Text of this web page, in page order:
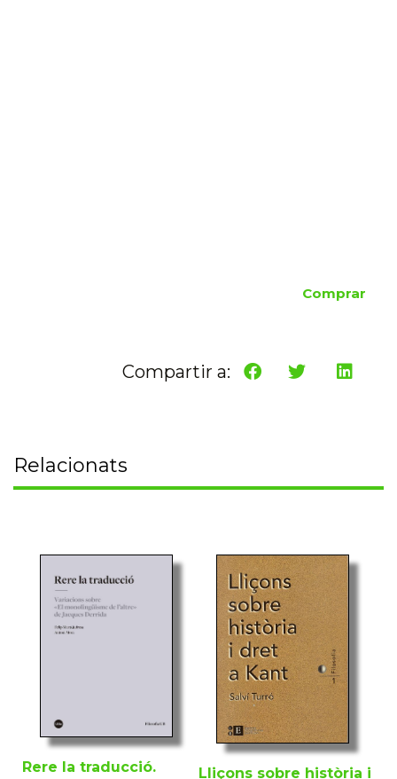
Comprar
Compartir a:
Relacionats
Rere la traducció. Lliçons sobre història i